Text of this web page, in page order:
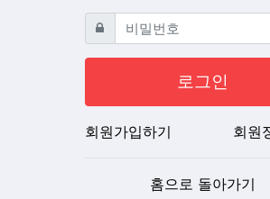
비밀번호필수
로그인
회원가입하기 회원
홈으로 돌아가기